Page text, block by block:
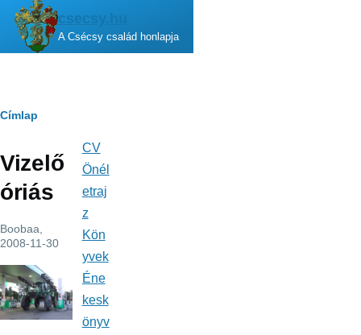
Ugrás a tartalomra
csecsy.hu
A Csécsy család honlapja
Morzsa
Címlap
Vizelő
óriás
Boobaa,
2008-11-30
Fő
navigáció
CV
Önél
etraj
z
Kön
yvek
Éne
kesk
önyv